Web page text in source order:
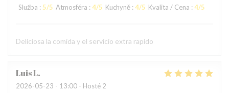
Služba : 5/5 Atmosféra : 4/5 Kuchyně : 4/5 Kvalita / Cena : 4/5
Deliciosa la comida y el servicio extra rapido
LuisL
2026-05-23 - 13:00 - Hosté 2